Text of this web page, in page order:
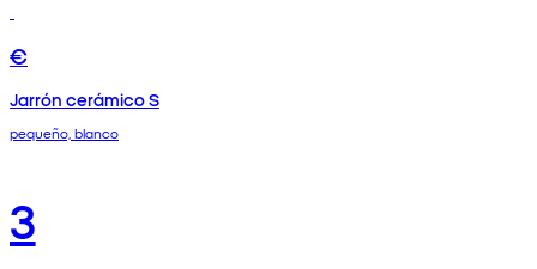
€
Jarrón cerámico S
pequeño, blanco
3